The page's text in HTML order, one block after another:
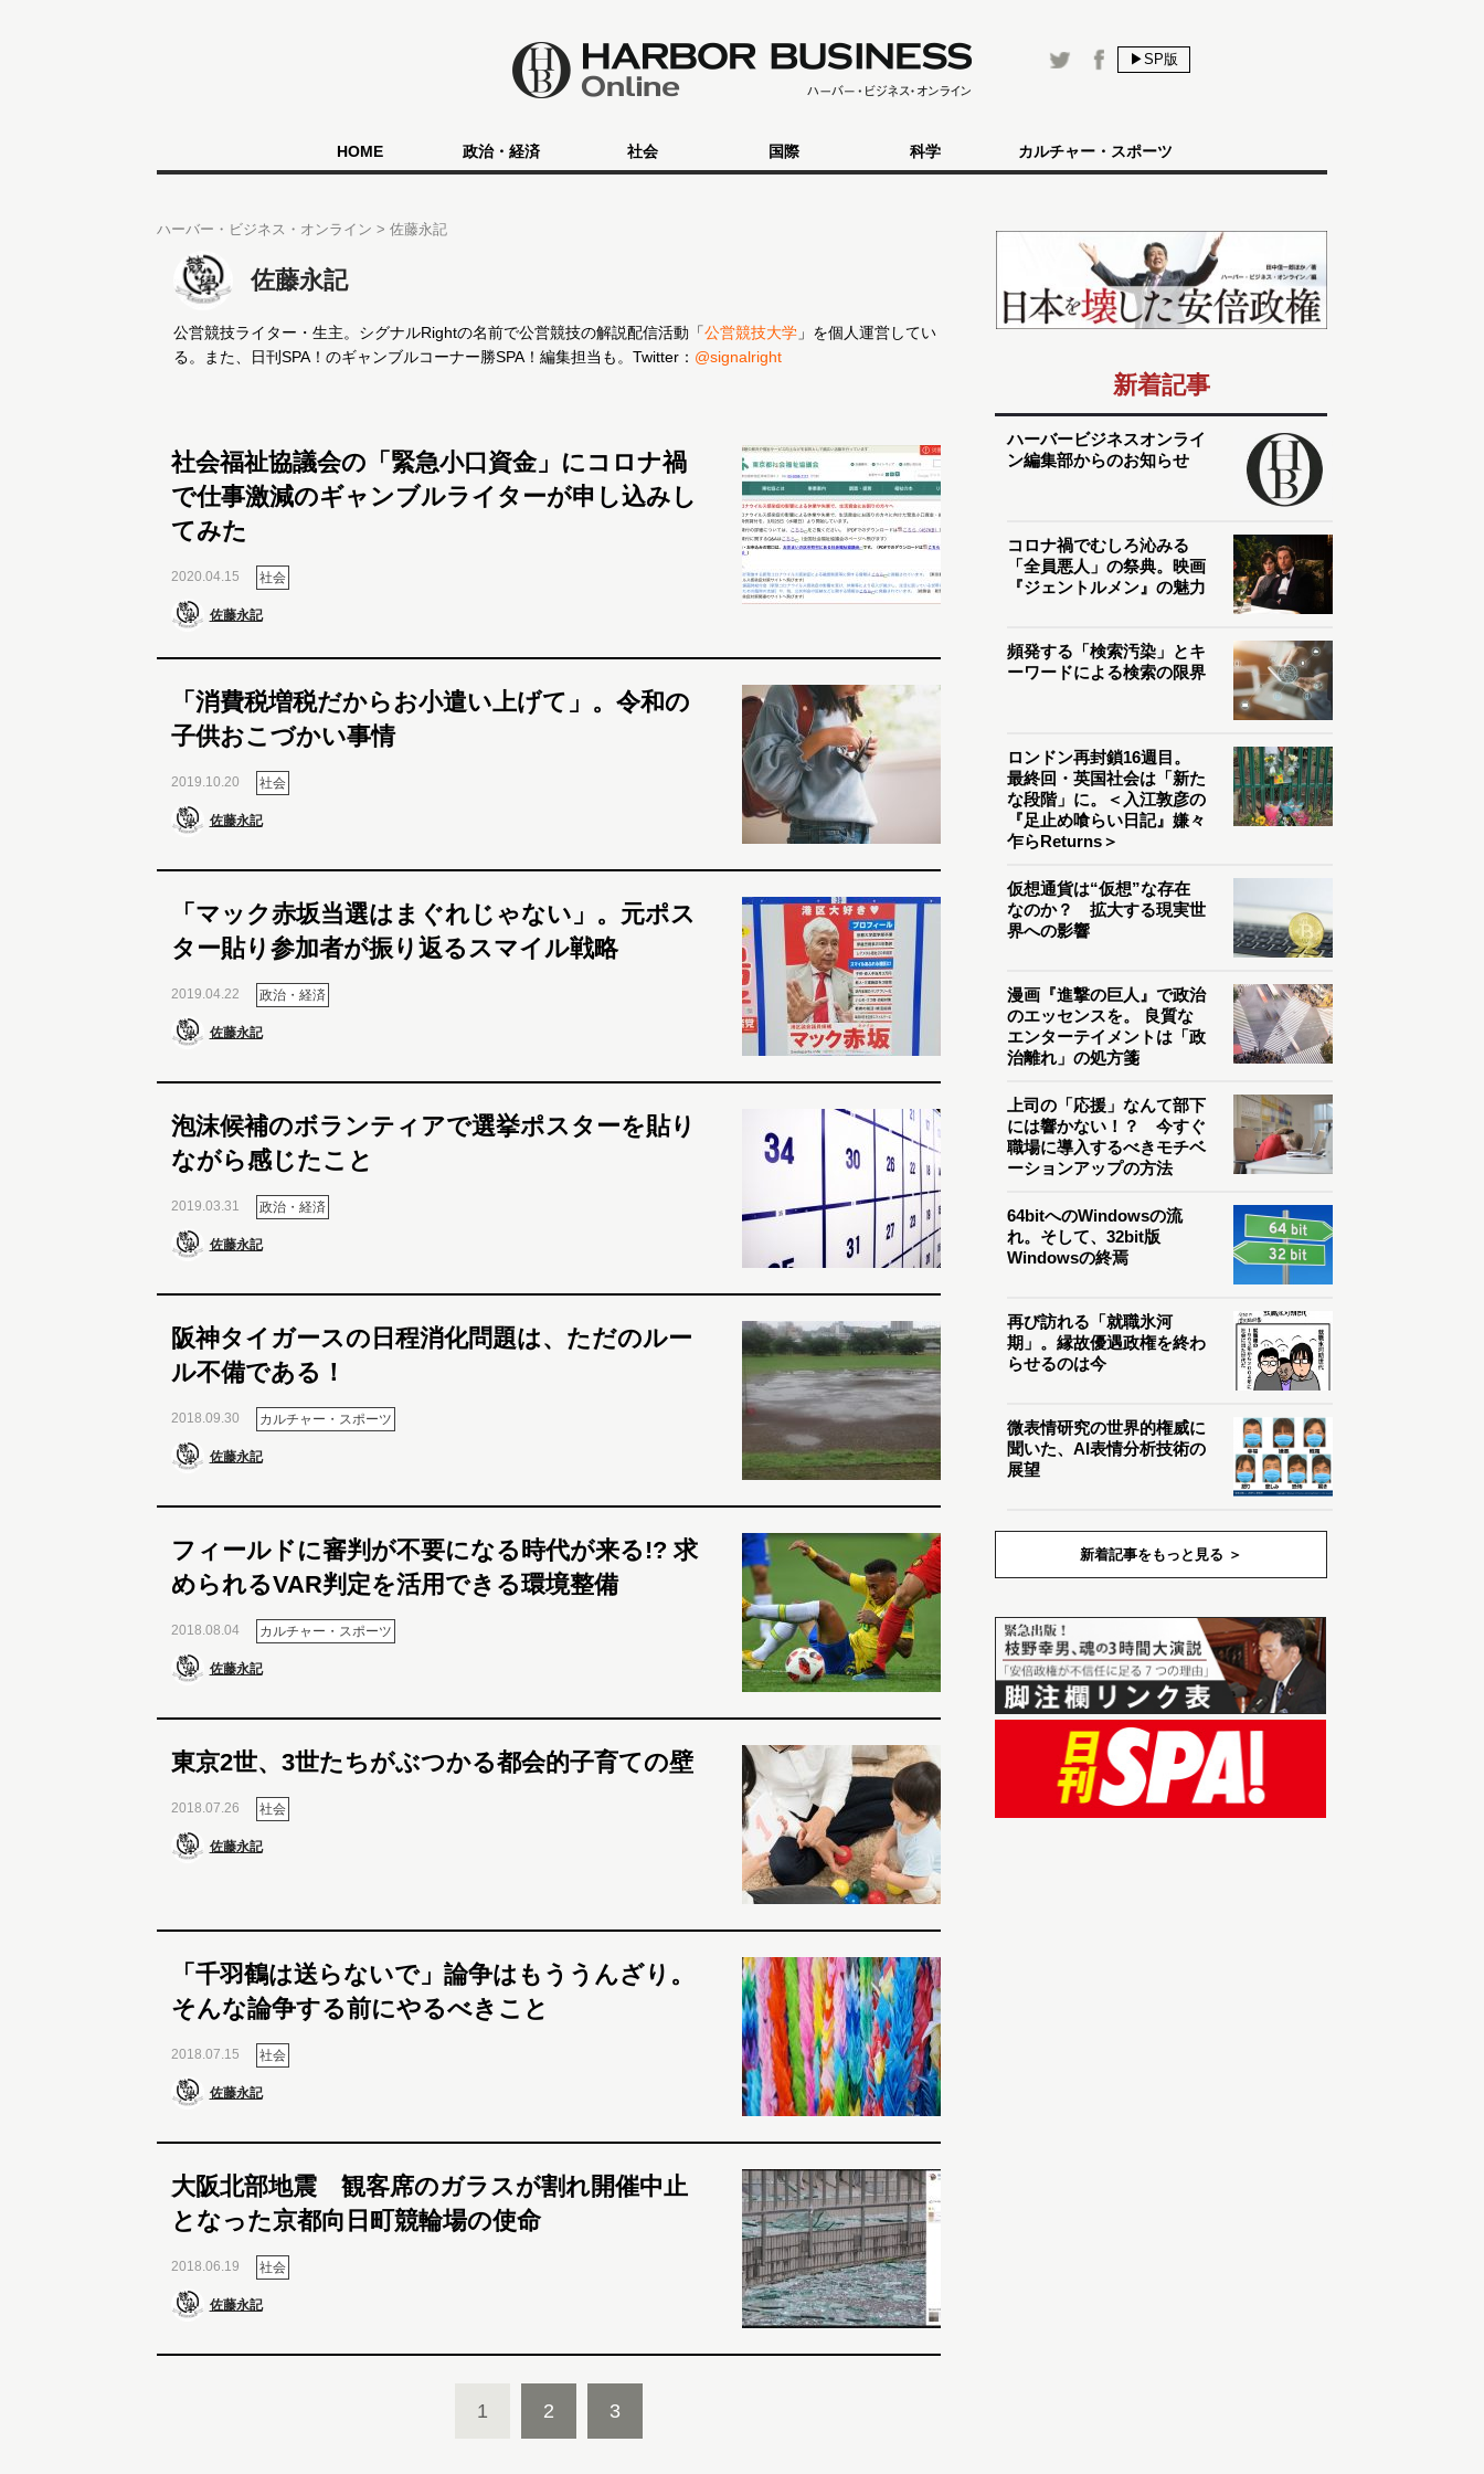
▶SP版
HOME 政治・経済 社会 国際 科学 カルチャー・スポーツ
ハーバー・ビジネス・オンライン 佐藤永記
佐藤永記
公営競技ライター・生主。シグナルRightの名前で公営競技の解説配信活動「公営競技大学 」を個人運営してい
る。また、日刊SPA！のギャンブルコーナー勝SPA！編集担当も。Twitter： @signalright
社会福祉協議会の「緊急小口資金」にコロナ禍
で仕事激減のギャンブルライターが申し込みし
てみた
2020.04.15 社会
佐藤永記
「消費税増税だからお小遣い上げて」。令和の
子供おこづかい事情
2019.10.20 社会
佐藤永記
「マック赤坂当選はまぐれじゃない」。元ポス
ター貼り参加者が振り返るスマイル戦略
2019.04.22 政治・経済
佐藤永記
泡沫候補のボランティアで選挙ポスターを貼り
ながら感じたこと
2019.03.31 政治・経済
佐藤永記
阪神タイガースの日程消化問題は、ただのルー
ル不備である！
2018.09.30 カルチャー・スポーツ
佐藤永記
フィールドに審判が不要になる時代が来る!? 求
められるVAR判定を活用できる環境整備
2018.08.04 カルチャー・スポーツ
佐藤永記
東京2世、3世たちがぶつかる都会的子育ての壁
2018.07.26 社会
佐藤永記
「千羽鶴は送らないで」論争はもううんざり。
そんな論争する前にやるべきこと
2018.07.15 社会
佐藤永記
大阪北部地震 観客席のガラスが割れ開催中止
となった京都向日町競輪場の使命
2018.06.19 社会
佐藤永記
1 2 3
新着記事
ハーバービジネスオンライ
ン編集部からのお知らせ
コロナ禍でむしろ沁みる
「全員悪人」の祭典。映画
『ジェントルメン』の魅力
頻発する「検索汚染」とキ
ーワードによる検索の限界
ロンドン再封鎖16週目。
最終回・英国社会は「新た
な段階」に。＜入江敦彦の
『足止め喰らい日記』嫌々
乍らReturns＞
仮想通貨は“仮想”な存在
なのか？ 拡大する現実世
界への影響
漫画『進撃の巨人』で政治
のエッセンスを。 良質な
エンターテイメントは「政
治離れ」の処方箋
上司の「応援」なんて部下
には響かない！？ 今すぐ
職場に導入するべきモチベ
ーションアップの方法
64bitへのWindowsの流
れ。そして、32bit版
Windowsの終焉
再び訪れる「就職氷河
期」。縁故優遇政権を終わ
らせるのは今
微表情研究の世界的権威に
聞いた、AI表情分析技術の
展望
新着記事をもっと見る